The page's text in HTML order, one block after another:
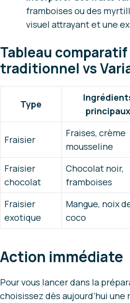
framboises ou des
visuel attrayant et une
Tableau
traditionnel vs
Type
principaux
Fraisier
Fraises, crème
mousseline
Fraisier
chocolat
Chocolat noir,
framboises
Fraisier
exotique
Mangue, noix
coco
Action immédiate
Pour vous lancer dans la
choisissez dès aujourd’hui